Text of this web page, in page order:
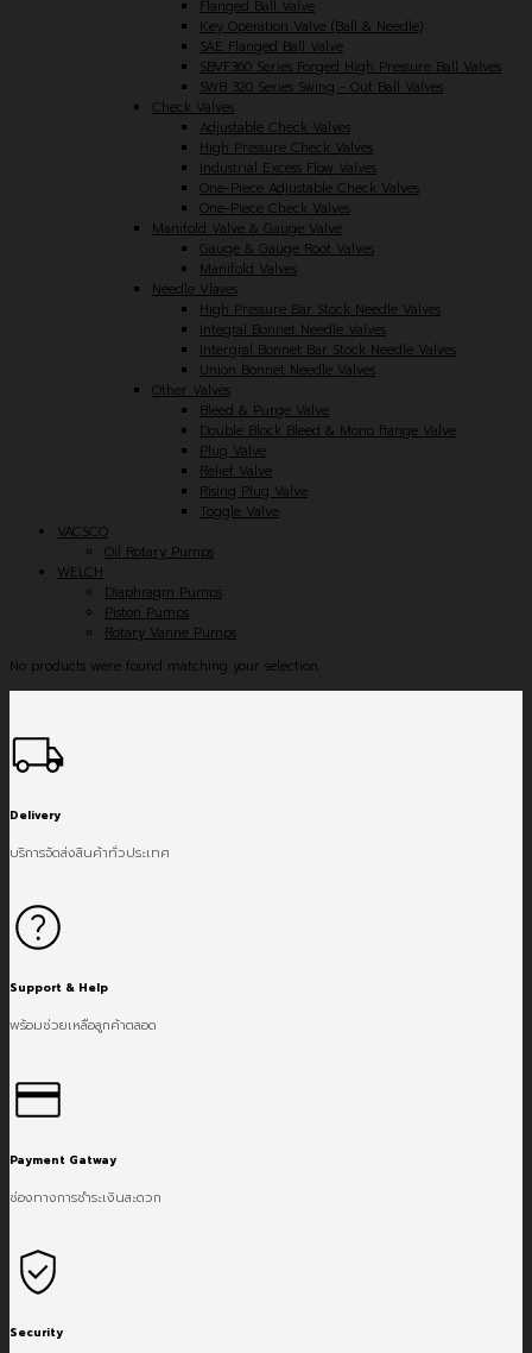
Flanged Ball Valve
Key Operation Valve (Ball & Needle)
SAE Flanged Ball Valve
SBVF360 Series Forged High Pressure Ball Valves
SWB 320 Series Swing - Out Ball Valves
Check Valves
Adjustable Check Valves
High Pressure Check Valves
Industrial Excess Flow Valves
One-Piece Adjustable Check Valves
One-Piece Check Valves
Manifold Valve & Gauge Valve
Gauge & Gauge Root Valves
Manifold Valves
Needle Vlaves
High Pressure Bar Stock Needle Valves
Integral Bonnet Needle Valves
Intergral Bonnet Bar Stock Needle Valves
Union Bonnet Needle Valves
Other Valves
Bleed & Purge Valve
Double Block Bleed & Mono flange Valve
Plug Valve
Relief Valve
Rising Plug Valve
Toggle Valve
VACSCO
Oil Rotary Pumps
WELCH
Diaphragm Pumps
Piston Pumps
Rotary Vanne Pumps
No products were found matching your selection.
Delivery
บริการจัดส่งสินค้าทั่วประเทศ
Support & Help
พร้อมช่วยเหลือลูกค้าตลอด
Payment Gatway
ช่องทางการชำระเงินสะดวก
Security